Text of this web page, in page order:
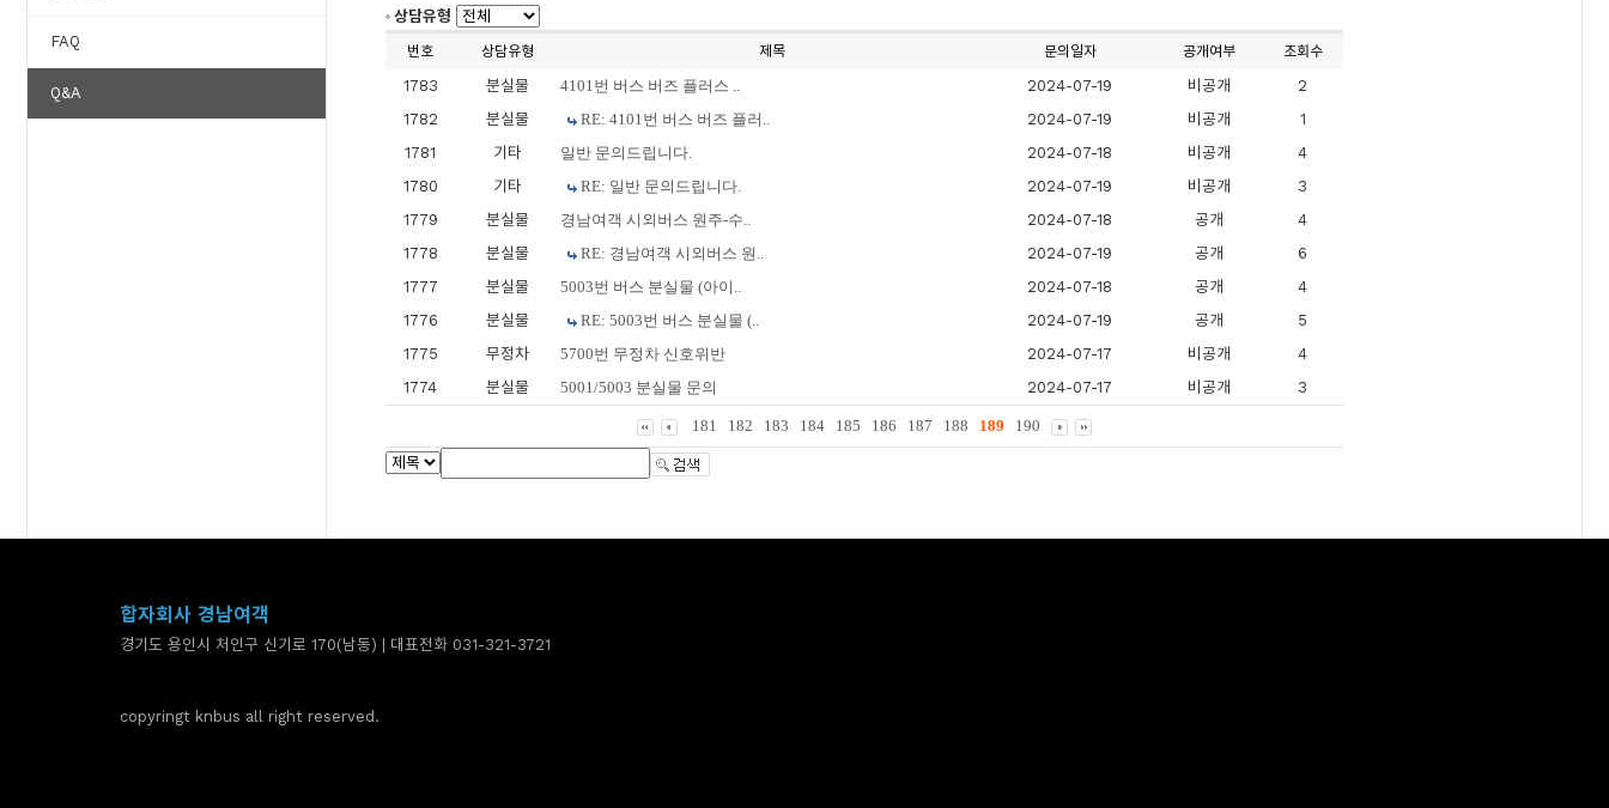
FAQ
Q&A
상담유형
번호 상담유형 제목 문의일자 공개여부 조회수
1783 분실물 4101번 버스 버즈 플러스 .. 2024-07-19 비공개
2
1782
분실물 RE: 4101번 버스 버즈 플러.. 2024-07-19 비공개
1
1781
기타 일반 문의드립니다. 2024-07-18 비공개
4
1780
기타 RE: 일반 문의드립니다. 2024-07-19 비공개
3
1779
분실물 경남여객 시외버스 원주-수.. 2024-07-18 공개
4
1778
분실물 RE: 경남여객 시외버스 원.. 2024-07-19 공개
6
1777
분실물 5003번 버스 분실물 (아이.. 2024-07-18 공개
4
1776
분실물 RE: 5003번 버스 분실물 (.. 2024-07-19 공개
5
1775
무정차 5700번 무정차 신호위반 2024-07-17 비공개
4
1774
분실물 5001/5003 분실물 문의 2024-07-17 비공개 3
181 182 183 184 185 186 187 188 189 190
합자회사 경남여객
경기도 용인시 처인구 신기로 170(남동) | 대표전화 031-321-3721
copyringt knbus all right reserved.